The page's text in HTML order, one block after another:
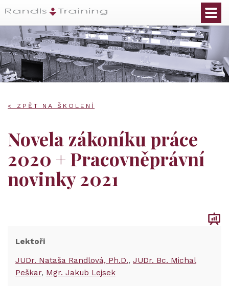
< ZPĚT NA ŠKOLENÍ
Novela zákoníku práce
2020 + Pracovněprávní
novinky 2021
Lektoři
JUDr. Nataša Randlová, Ph.D. JUDr. Bc. Michal
Peškar Mgr. Jakub Lejsek